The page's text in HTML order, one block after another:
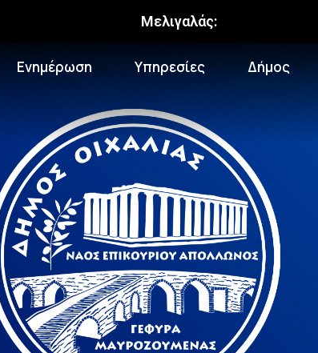
Μελιγαλάς:
Ενημέρωση Υπηρεσίες
Δήμος